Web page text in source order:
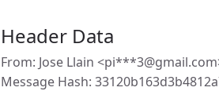
Header Data
From: Jose Llain
Message Hash: